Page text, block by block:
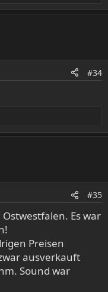
#34
#35
Es war
Preisen
ausverkauft
Sound war